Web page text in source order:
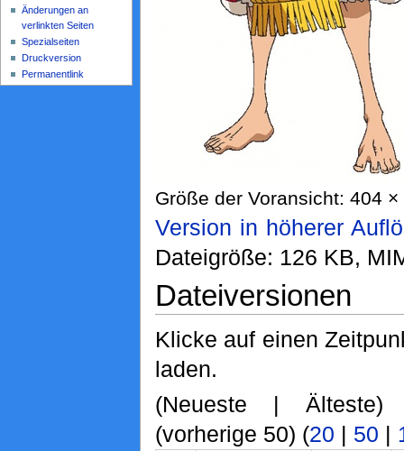
Größe der Voransicht: 404
Version in höherer
Dateigröße: 126 KB,
Dateiversionen
Klicke auf einen
laden.
(Neueste | Älteste)
(vorherige 50) (20 | 50 |
Änderungen an
verlinkten Seiten
Spezialseiten
Druckversion
Permanentlink